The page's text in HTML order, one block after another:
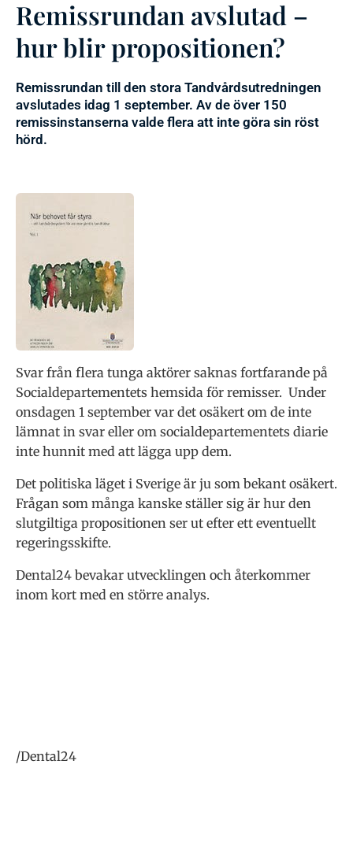
Remissrundan avslutad –
hur blir propositionen?
Remissrundan till den stora Tandvårdsutredningen
avslutades idag 1 september. Av de över 150
remissinstanserna valde flera att inte göra sin röst
hörd.
Svar från flera tunga aktörer saknas fortfarande på
Socialdepartementets hemsida för remisser. Under
onsdagen 1 september var det osäkert om de inte
lämnat in svar eller om socialdepartementets diarie
inte hunnit med att lägga upp dem.
Det politiska läget i Sverige är ju som bekant osäkert.
Frågan som många kanske ställer sig är hur den
slutgiltiga propositionen ser ut efter ett eventuellt
regeringsskifte.
Dental24 bevakar utvecklingen och återkommer
inom kort med en större analys.
/Dental24